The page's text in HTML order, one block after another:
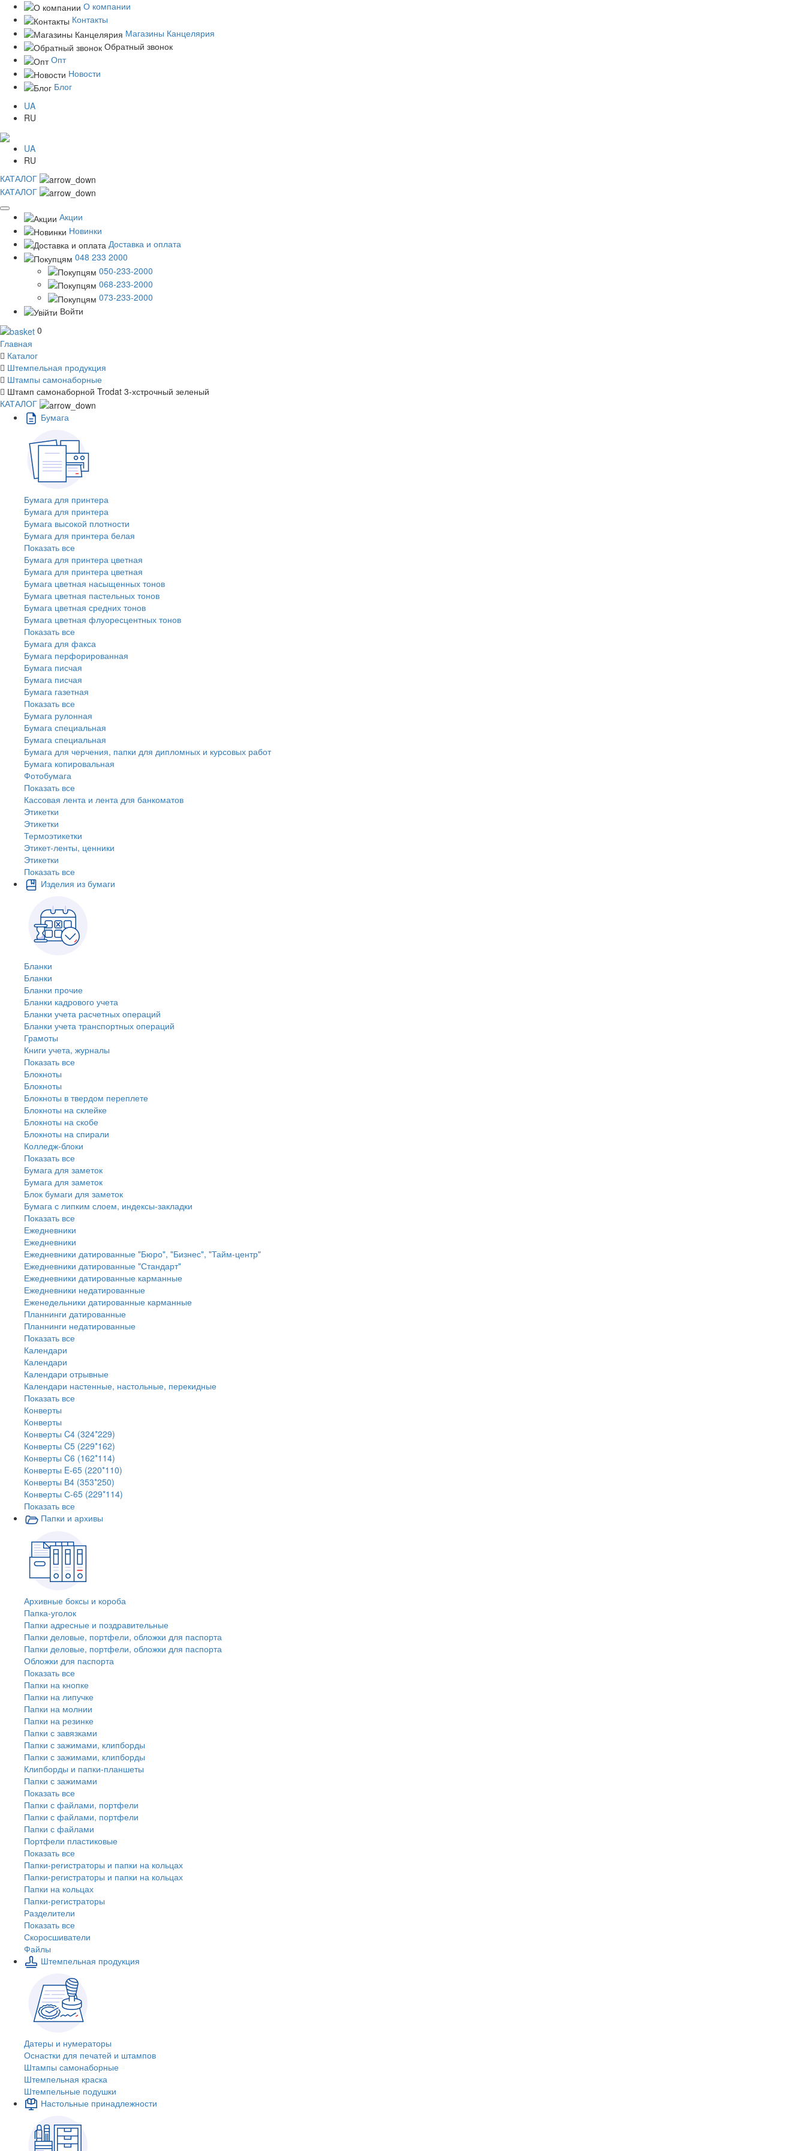
О компании
Контакты
Магазины Канцелярия
Обратный звонок
Опт
Новости
Блог
UA
RU
UA
RU
КАТАЛОГ
КАТАЛОГ
Акции
Новинки
Доставка и оплата
048 233 2000
050-233-2000
068-233-2000
073-233-2000
Войти
0
Главная
Каталог
Штемпельная продукция
Штампы самонаборные
Штамп самонаборной Trodat 3-хстрочный зеленый
КАТАЛОГ
Бумага
Бумага для принтера
Бумага для принтера
Бумага высокой плотности
Бумага для принтера белая
Показать все
Бумага для принтера цветная
Бумага для принтера цветная
Бумага цветная насыщенных тонов
Бумага цветная пастельных тонов
Бумага цветная средних тонов
Бумага цветная флуоресцентных тонов
Показать все
Бумага для факса
Бумага перфорированная
Бумага писчая
Бумага писчая
Бумага газетная
Показать все
Бумага рулонная
Бумага специальная
Бумага специальная
Бумага для черчения, папки для дипломных и курсовых работ
Бумага копировальная
Фотобумага
Показать все
Кассовая лента и лента для банкоматов
Этикетки
Этикетки
Термоэтикетки
Этикет-ленты, ценники
Этикетки
Показать все
Изделия из бумаги
Бланки
Бланки
Бланки прочие
Бланки кадрового учета
Бланки учета расчетных операций
Бланки учета транспортных операций
Грамоты
Книги учета, журналы
Показать все
Блокноты
Блокноты
Блокноты в твердом переплете
Блокноты на склейке
Блокноты на скобе
Блокноты на спирали
Колледж-блоки
Показать все
Бумага для заметок
Бумага для заметок
Блок бумаги для заметок
Бумага с липким слоем, индексы-закладки
Показать все
Ежедневники
Ежедневники
Ежедневники датированные "Бюро", "Бизнес", "Тайм-центр"
Ежедневники датированные "Стандарт"
Ежедневники датированные карманные
Ежедневники недатированные
Еженедельники датированные карманные
Планнинги датированные
Планнинги недатированные
Показать все
Календари
Календари
Календари отрывные
Календари настенные, настольные, перекидные
Показать все
Конверты
Конверты
Конверты C4 (324*229)
Конверты C5 (229*162)
Конверты C6 (162*114)
Конверты E-65 (220*110)
Конверты В4 (353*250)
Конверты С-65 (229*114)
Показать все
Папки и архивы
Архивные боксы и короба
Папка-уголок
Папки адресные и поздравительные
Папки деловые, портфели, обложки для паспорта
Папки деловые, портфели, обложки для паспорта
Обложки для паспорта
Показать все
Папки на кнопке
Папки на липучке
Папки на молнии
Папки на резинке
Папки с завязками
Папки с зажимами, клипборды
Папки с зажимами, клипборды
Клипборды и папки-планшеты
Папки с зажимами
Показать все
Папки с файлами, портфели
Папки с файлами, портфели
Папки с файлами
Портфели пластиковые
Показать все
Папки-регистраторы и папки на кольцах
Папки-регистраторы и папки на кольцах
Папки на кольцах
Папки-регистраторы
Разделители
Показать все
Скоросшиватели
Файлы
Штемпельная продукция
Датеры и нумераторы
Оснастки для печатей и штампов
Штампы самонаборные
Штемпельная краска
Штемпельные подушки
Настольные принадлежности